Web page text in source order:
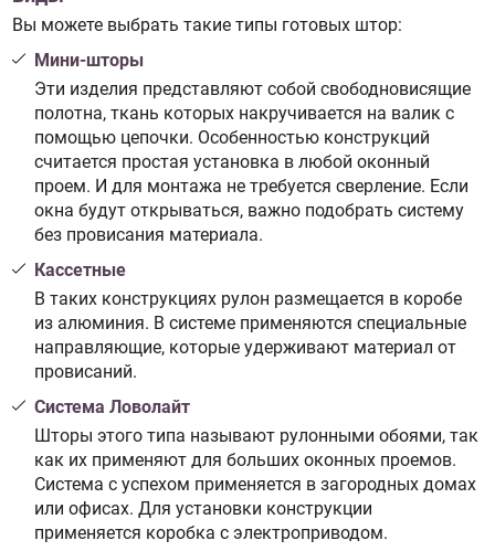
Вы можете выбрать такие типы готовых штор:
Мини-шторы
Эти изделия представляют собой свободновисящие
полотна, ткань которых накручивается на валик с
помощью цепочки. Особенностью конструкций
считается простая установка в любой оконный
проем. И для монтажа не требуется сверление. Если
окна будут открываться, важно подобрать систему
без провисания материала.
Кассетные
В таких конструкциях рулон размещается в коробе
из алюминия. В системе применяются специальные
направляющие, которые удерживают материал от
провисаний.
Система Ловолайт
Шторы этого типа называют рулонными обоями, так
как их применяют для больших оконных проемов.
Система с успехом применяется в загородных домах
или офисах. Для установки конструкции
применяется коробка с электроприводом.